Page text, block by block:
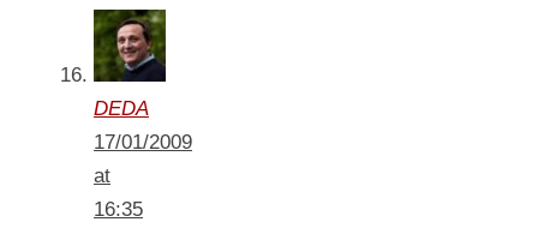
DEDA
17/01/2009
at
16:35